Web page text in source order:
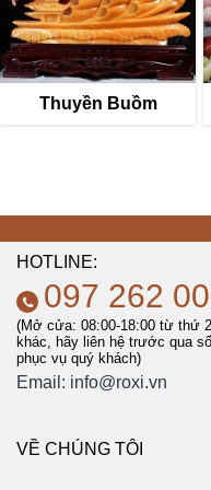
Thuyền Buồm
HOTLINE:
097 262
(Mở cửa: 08:00-18:00 từ thứ
khác, hãy liên hệ trước qua
phục vụ quý khách)
Email: info@roxi.vn
VỀ CHÚNG TÔI